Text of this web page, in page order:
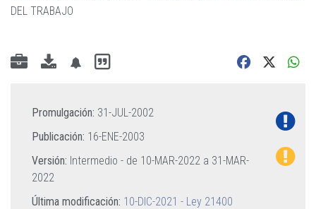
DEL TRABAJO
Promulgación: 31-JUL-2002
Publicación: 16-ENE-2003
Versión: Intermedio - de 10-MAR-2022 a 31-MAR-
2022
Última modificación: 10-DIC-2021 - Ley 21400